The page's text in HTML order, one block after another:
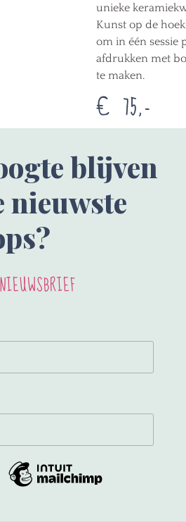
unieke
Kunst op de
om in één sessie
afdrukken met
te maken.
€ 75,-
LEES MEER
blijven
nieuwste